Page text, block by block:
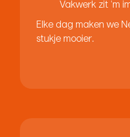
Vakwerk zit ‘m
Elke dag maken we
stukje mooier.